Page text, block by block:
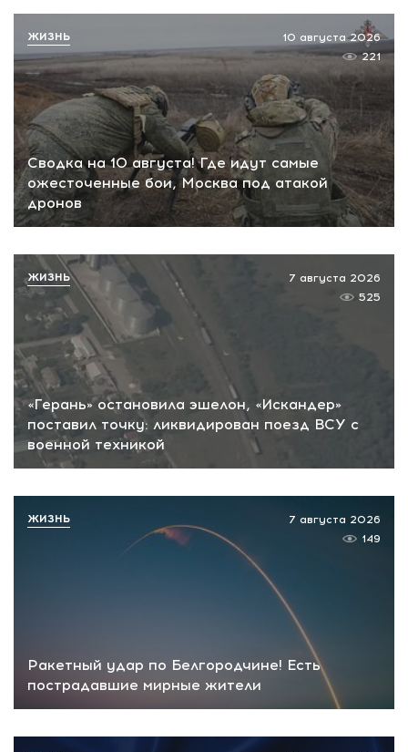
Сводка на 10 августа! Где идут самые
ожесточенные бои, Москва под атакой
дронов
10 августа 2026
221
ЖИЗНЬ
«Герань» остановила эшелон, «Искандер»
поставил точку: ликвидирован поезд ВСУ с
военной техникой
7 августа 2026
525
ЖИЗНЬ
Ракетный удар по Белгородчине! Есть
пострадавшие мирные жители
7 августа 2026
149
ЖИЗНЬ